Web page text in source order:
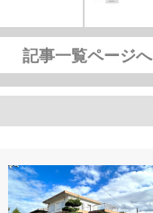
記事一覧ページへ